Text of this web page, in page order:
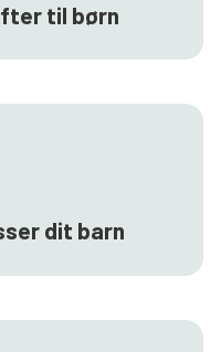
til børn
dit barn